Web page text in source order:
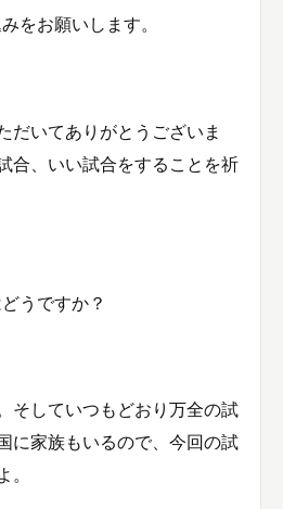
をお願いします。
だいてありがとうございま
合、いい試合をすることを祈
うですか？
そしていつもどおり万全の試
に家族もいるので、今回の試